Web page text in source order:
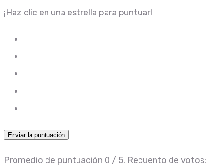
¡Haz clic en una estrella para puntuar!
Enviar la puntuación
Promedio de puntuación 0 / 5. Recuento de votos: